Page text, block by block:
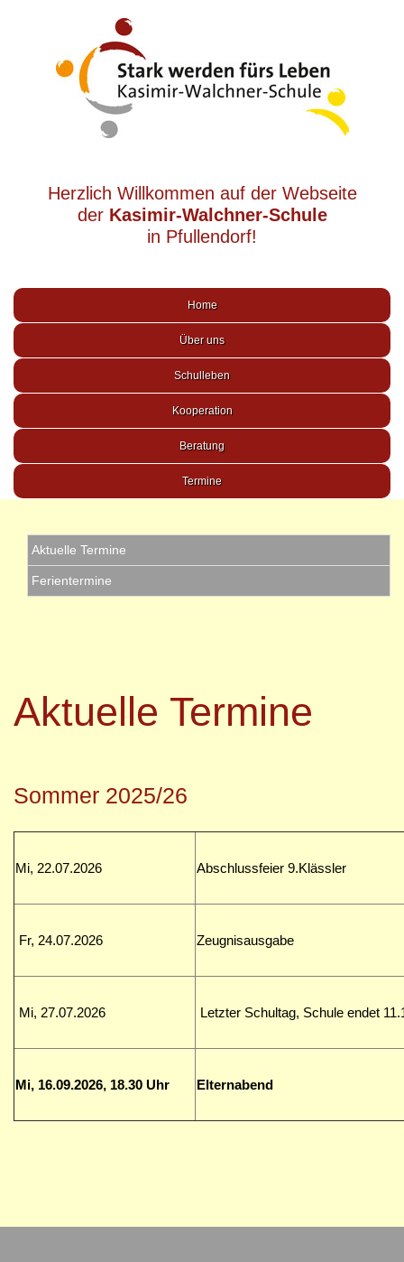
Herzlich Willkommen auf der Webseite
der Kasimir-Walchner-Schule
in Pfullendorf!
Home
Über uns
Schulleben
Kooperation
Beratung
Termine
Aktuelle Termine
Ferientermine
Aktuelle Termine
Sommer 2025/26
Mi, 22.07.2026 Abschlussfeier 9.Klässler
Fr, 24.07.2026 Zeugnisausgabe
Mi, 27.07.2026 Letzter Schultag, Schule endet
Mi, 16.09.2026, 18.30 Uhr Elternabend